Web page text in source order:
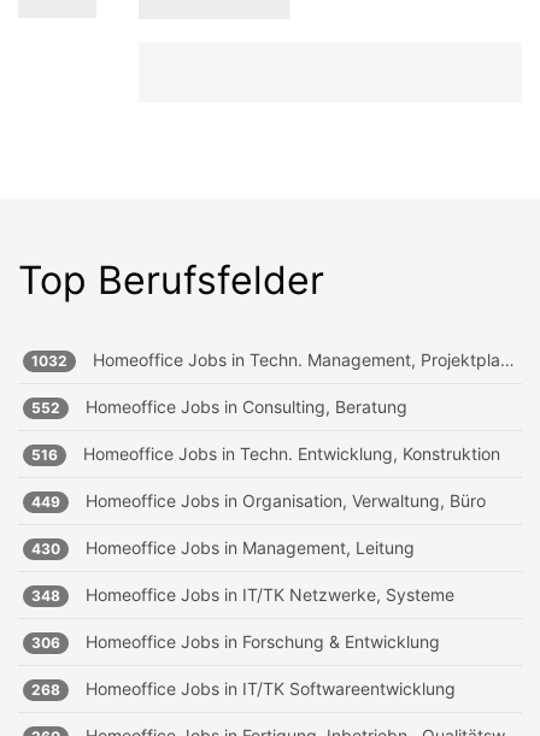
Top Berufsfelder
1032 Homeoffice Jobs in Techn. Management, Projektplanung
552 Homeoffice Jobs in Consulting, Beratung
516 Homeoffice Jobs in Techn. Entwicklung, Konstruktion
449 Homeoffice Jobs in Organisation, Verwaltung, Büro
430 Homeoffice Jobs in Management, Leitung
348 Homeoffice Jobs in IT/TK Netzwerke, Systeme
306 Homeoffice Jobs in Forschung & Entwicklung
268 Homeoffice Jobs in IT/TK Softwareentwicklung